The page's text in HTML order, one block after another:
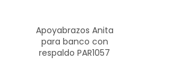
Apoyabrazos Anita
para banco con
respaldo PAR1057